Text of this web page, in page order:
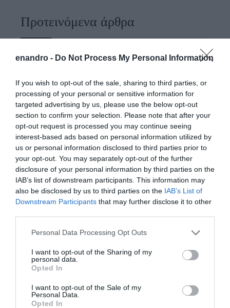
enandro - Do Not Process My Personal Information
If you wish to opt-out of the sale, sharing to third parties, or
processing of your personal or sensitive information for
targeted advertising by us, please use the below opt-out
section to confirm your selection. Please note that after your
opt-out request is processed you may continue seeing
interest-based ads based on personal information utilized by
us or personal information disclosed to third parties prior to
your opt-out. You may separately opt-out of the further
disclosure of your personal information by third parties on the
IAB’s list of downstream participants. This information may
also be disclosed by us to third parties on the IAB’s List of
Downstream Participants that may further disclose it to other
Please note that this website/app uses one or more Google
not limited to your visit or usage behaviour. You may click to
grant or deny consent to Google and its third-party tags to
use your data for below specified purposes in below Google
consent section.
Personal Data Processing Opt Outs
I want to opt-out of the Sharing of my
personal data.
Opted In
I want to opt-out of the Sale of my
Personal Data.
Opted In
Προτεινόμενα άρθρα
Φωτογραφίες-κειμήλια από καλοκαίρια στην Άνδρο –
Από τον 19ο αιώνα μέχρι και την δεκαετία του 1970
ΟΡΜΟΣ ΚΟΡΘΙΟΥ: Όταν η φωτογραφία γίνεται μνήμη
Η Άνδρος συνεχίζει να μπαρκάρει…
ΠΡΟΣΟΧΗ: Πολύ υψηλός κίνδυνος πυρκαγιάς στις
Κυκλάδες
ΧΩΡΟΤΑΞΙΚΟ ΓΙΑ ΤΟΝ ΤΟΥΡΙΣΜΟ: Η φέρουσα
ικανότητα στο επίκεντρο
Πρόσφατα Άρθρα
ΔΥΟ ΚΑΛΟΚΑΙΡΙΝΑ
ναυτοσύνη του νησιού